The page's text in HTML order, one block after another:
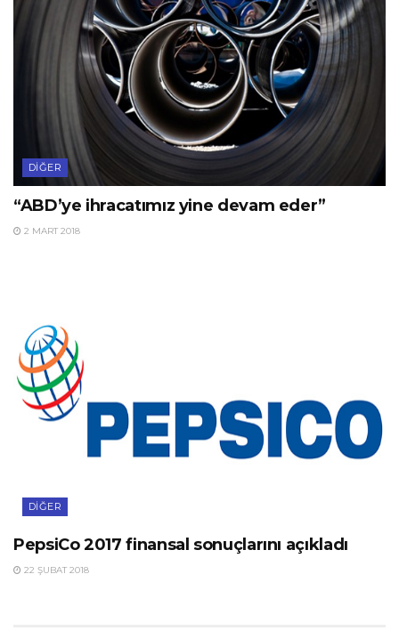
DIĞER
“ABD’ye ihracatımız yine devam eder”
2 MART 2018
DIĞER
PepsiCo 2017 finansal sonuçlarını açıkladı
22 ŞUBAT 2018